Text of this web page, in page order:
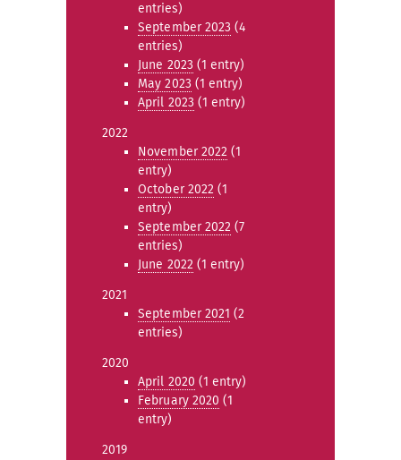
entries)
September 2023 (4
entries)
June 2023 (1 entry)
May 2023 (1 entry)
April 2023 (1 entry)
2022
November 2022 (1
entry)
October 2022 (1
entry)
September 2022 (7
entries)
June 2022 (1 entry)
2021
September 2021 (2
entries)
2020
April 2020 (1 entry)
February 2020 (1
entry)
2019